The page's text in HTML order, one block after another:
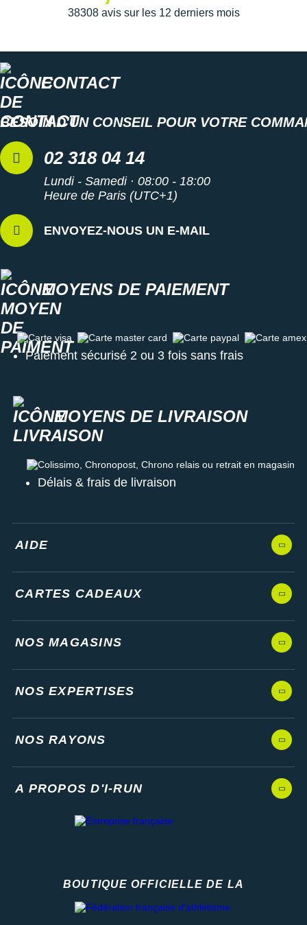
tractionsupérieure sur les sentiers humides et secs.
Les autres produits
38308 avis sur les 12 derniers mois
CONTACT
BESOIN D'UN CONSEIL POUR VOTRE
02 318 04 14
Lundi - Samedi · 08:00 - 18:00
Heure de Paris (UTC+1)
ENVOYEZ-NOUS UN E-MAIL
MOYENS DE PAIEMENT
Carte visa Carte master card Carte paypal Carte amex
Paiement sécurisé 2 ou 3 fois sans frais
MOYENS DE LIVRAISON
Colissimo, Chronopost, Chrono relais ou retrait en magasin
Délais & frais de livraison
AIDE
CARTES CADEAUX
NOS MAGASINS
NOS EXPERTISES
NOS RAYONS
A PROPOS D'I-RUN
BOUTIQUE OFFICIELLE DE LA